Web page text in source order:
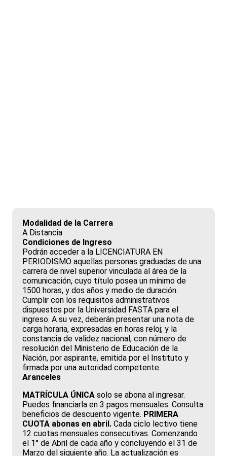
Modalidad de la Carrera
A Distancia
Condiciones de Ingreso
Podrán acceder a la LICENCIATURA EN
PERIODISMO aquellas personas graduadas de una
carrera de nivel superior vinculada al área de la
comunicación, cuyo título posea un mínimo de
1500 horas, y dos años y medio de duración.
Cumplir con los requisitos administrativos
dispuestos por la Universidad FASTA para el
ingreso. A su vez, deberán presentar una nota de
carga horaria, expresadas en horas reloj; y la
constancia de validez nacional, con número de
resolución del Ministerio de Educación de la
Nación, por aspirante, emitida por el Instituto y
firmada por una autoridad competente.
Aranceles
MATRÍCULA ÚNICA solo se abona al ingresar.
Puedes financiarla en 3 pagos mensuales. Consulta
beneficios de descuento vigente. PRIMERA
CUOTA abonas en abril. Cada ciclo lectivo tiene
12 cuotas mensuales consecutivas. Comenzando
el 1° de Abril de cada año y concluyendo el 31 de
Marzo del siguiente año. La actualización es